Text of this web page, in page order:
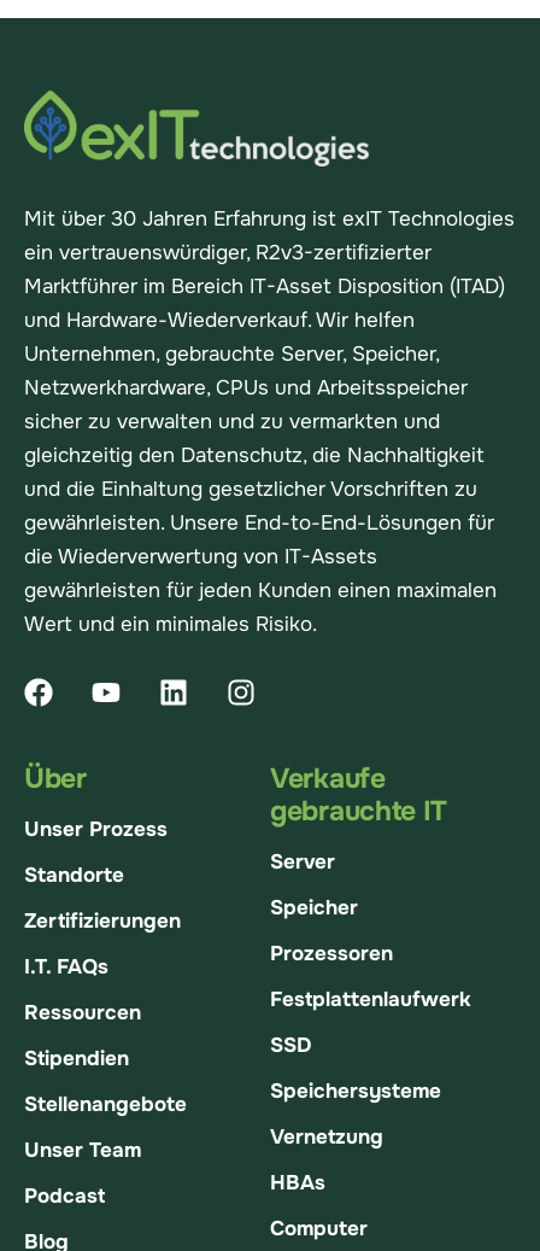
Mit über 30 Jahren Erfahrung ist exIT Technologies
ein vertrauenswürdiger, R2v3-zertifizierter
Marktführer im Bereich IT-Asset Disposition (ITAD)
und Hardware-Wiederverkauf. Wir helfen
Unternehmen, gebrauchte Server, Speicher,
Netzwerkhardware, CPUs und Arbeitsspeicher
sicher zu verwalten und zu vermarkten und
gleichzeitig den Datenschutz, die Nachhaltigkeit
und die Einhaltung gesetzlicher Vorschriften zu
gewährleisten. Unsere End-to-End-Lösungen für
die Wiederverwertung von IT-Assets
gewährleisten für jeden Kunden einen maximalen
Wert und ein minimales Risiko.
Über
Unser Prozess
Standorte
Zertifizierungen
I.T. FAQs
Ressourcen
Stipendien
Stellenangebote
Unser Team
Podcast
Blog
Verkaufe
gebrauchte IT
Server
Speicher
Prozessoren
Festplattenlaufwerk
SSD
Speichersysteme
Vernetzung
HBAs
Computer